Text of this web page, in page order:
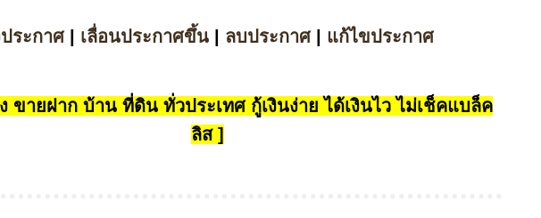
ระกาศ| เลื่อนประกาศขึ้น| ลบประกาศ| แก้ไขประกาศ
ขายฝาก บ้าน ที่ดิน ทั่วประเทศ กู้เงินง่าย ได้เงินไว ไม่เช็คแบล็ค
ลิส ]